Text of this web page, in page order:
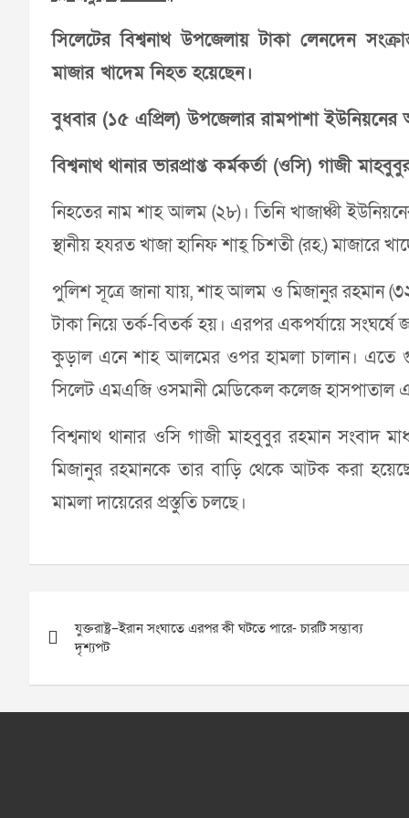
সিলেটের বিশ্বনাথ উপজেলায় টাকা লেনদেন
মাজার খাদেম নিহত হয়েছেন।
বুধবার (১৫ এপ্রিল) উপজেলার রামপাশা
বিশ্বনাথ থানার ভারপ্রাপ্ত কর্মকর্তা (ওসি) গাজী
নিহতের নাম শাহ আলম (২৮)। তিনি খাজাঞ্চী
স্থানীয় হযরত খাজা হানিফ শাহ্ চিশতী (রহ.) মাজারে
পুলিশ সূত্রে জানা যায়, শাহ আলম ও মিজানুর রহমান
টাকা নিয়ে তর্ক-বিতর্ক হয়। এরপর একপর্যায়ে
কুড়াল এনে শাহ আলমের ওপর হামলা চালান। এতে
সিলেট এমএজি ওসমানী মেডিকেল কলেজ হাসপাতাল
বিশ্বনাথ থানার ওসি গাজী মাহবুবুর রহমান সংবাদ
মিজানুর রহমানকে তার বাড়ি থেকে আটক করা
মামলা দায়েরের প্রস্তুতি চলছে।
navigation
যুক্তরাষ্ট্র–ইরান সংঘাতে এরপর কী ঘটতে পারে- চারটি সম্ভাব্য
দৃশ্যপট